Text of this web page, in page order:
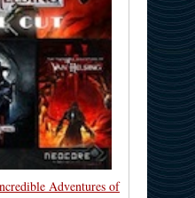
Adventures of